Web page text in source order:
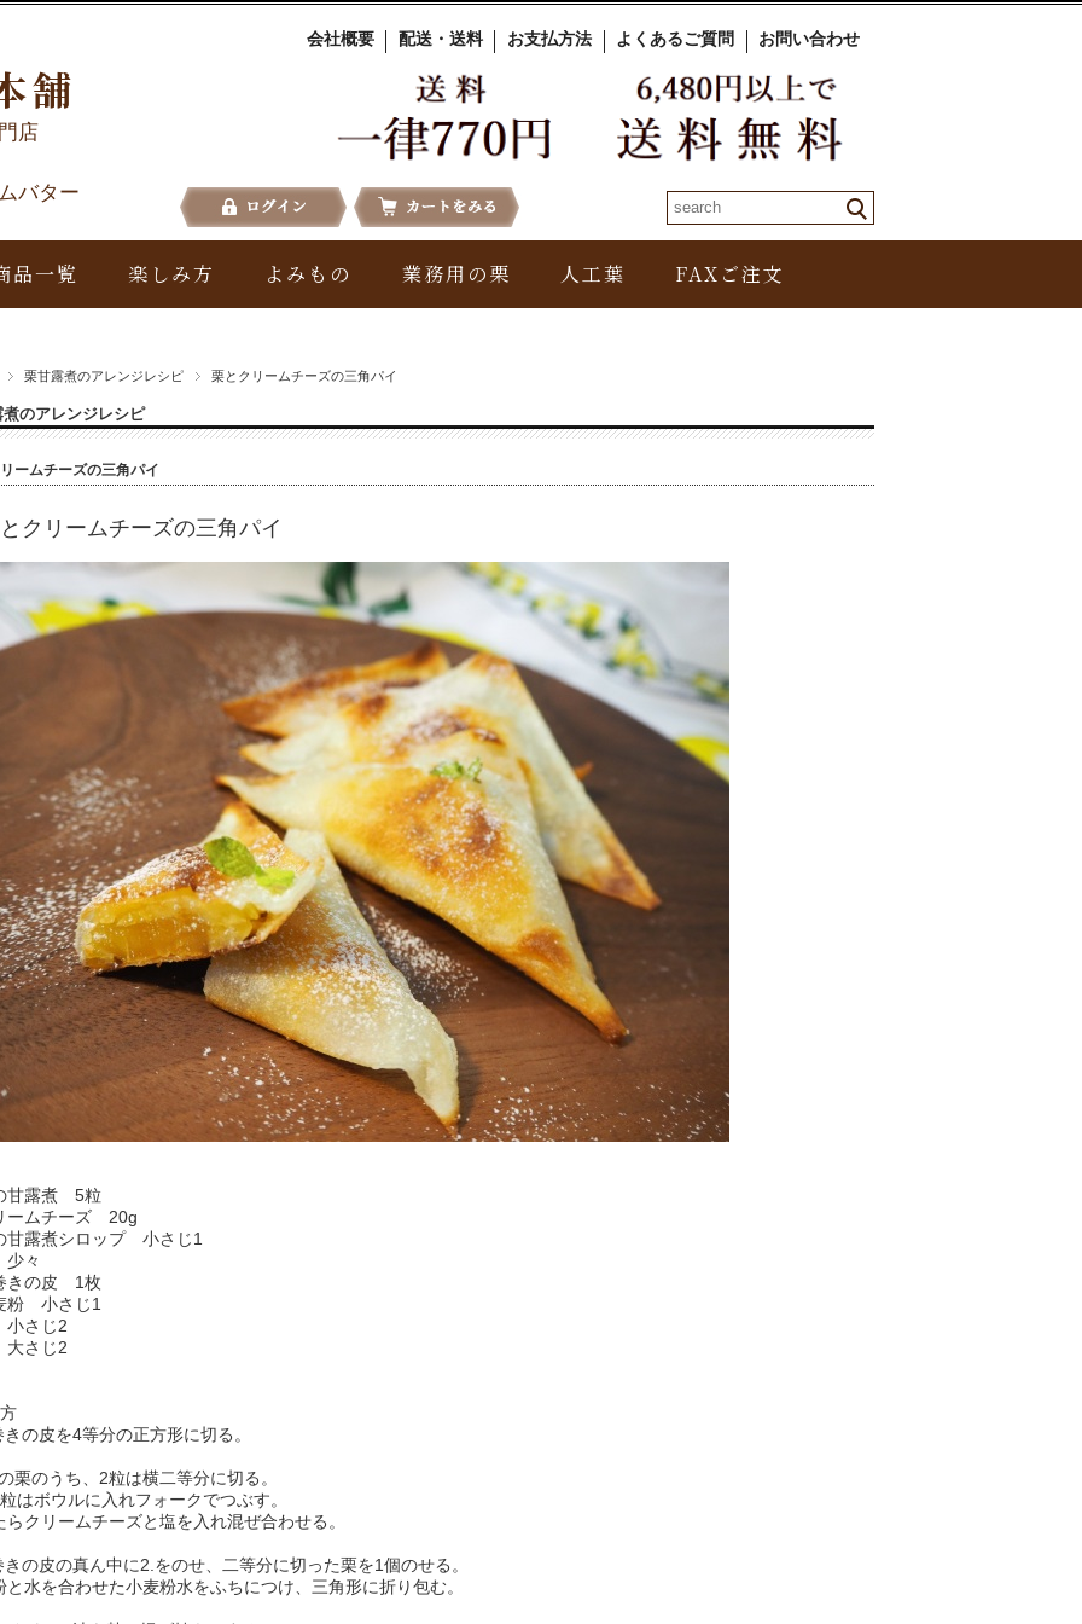
舗
店
バター
会社概要 配送・送料 お支払方法 よくあるご質問 お問い合わせ
品一覧 楽しみ方 よみもの 業務用の栗 人工葉 FAXご注文
栗甘露煮のアレンジレシピ 栗とクリームチーズの三角パイ
煮のアレンジレシピ
ームチーズの三角パイ
クリームチーズの三角パイ
甘露煮 5粒
ームチーズ 20g
甘露煮シロップ 小さじ1
々
きの皮 1枚
粉 小さじ1
さじ2
さじ2
の皮を4等分の正方形に切る。
栗のうち、2粒は横二等分に切る。
はボウルに入れフォークでつぶす。
らクリームチーズと塩を入れ混ぜ合わせる。
の皮の真ん中に2.をのせ、二等分に切った栗を1個のせる。
と水を合わせた小麦粉水をふちにつけ、三角形に折り包む。